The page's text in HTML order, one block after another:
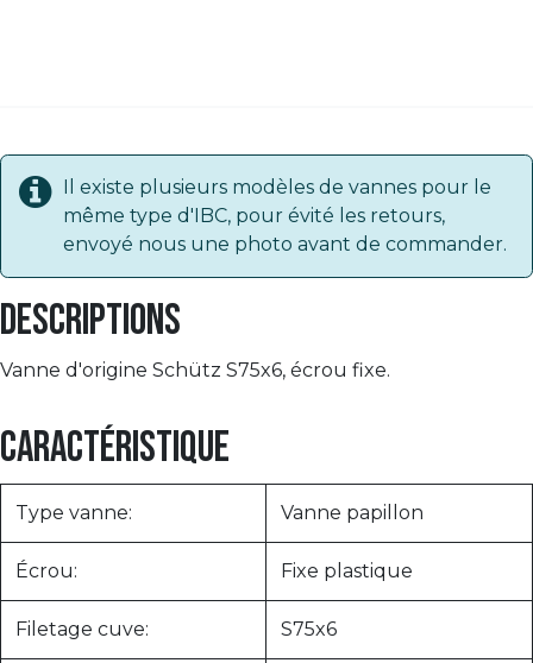
Il existe plusieurs modèles de vannes pour le
même type d'IBC, pour évité les retours,
envoyé nous une photo avant de commander.
Descriptions
Vanne d'origine Schütz S75x6, écrou fixe.
Caractéristique
Type vanne: Vanne papillon
Écrou: Fixe plastique
Filetage cuve: S75x6